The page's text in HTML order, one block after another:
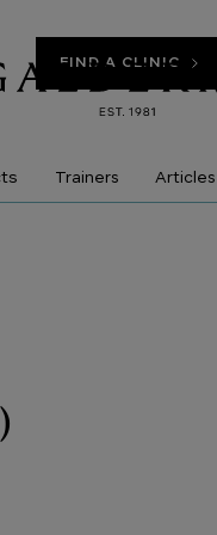
FIND A CLINIC
Trainers Articles